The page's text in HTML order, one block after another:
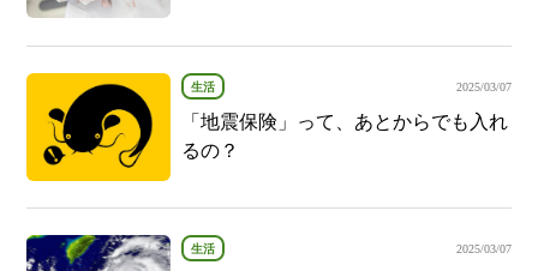
生活 2025/03/07
「地震保険」って、あとからでも入れ
るの？
生活 2025/03/07